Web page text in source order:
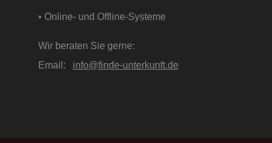
• Online- und Offline-Systeme
Wir beraten Sie gerne:
Email: info@finde-unterkunft.de